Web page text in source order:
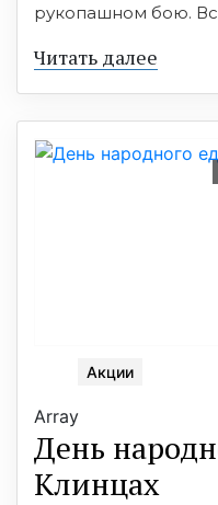
рукопашном бою.
Читать далее
Акции
Array
День
Клинцах